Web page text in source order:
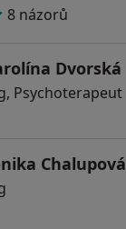
8 názorů
Dvorská
Psychoterapeut
Chalupová